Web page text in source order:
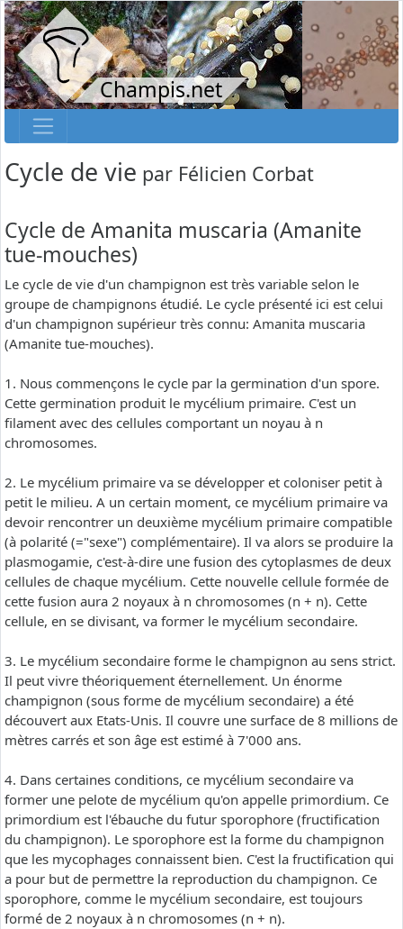
Champis.net
Cycle de vie par Félicien Corbat
Cycle de Amanita muscaria (Amanite
tue-mouches)
Le cycle de vie d'un champignon est très variable selon le
groupe de champignons étudié. Le cycle présenté ici est celui
d'un champignon supérieur très connu: Amanita muscaria
(Amanite tue-mouches).
1. Nous commençons le cycle par la germination d'un spore.
Cette germination produit le mycélium primaire. C'est un
filament avec des cellules comportant un noyau à n
chromosomes.
2. Le mycélium primaire va se développer et coloniser petit à
petit le milieu. A un certain moment, ce mycélium primaire va
devoir rencontrer un deuxième mycélium primaire compatible
(à polarité (="sexe") complémentaire). Il va alors se produire la
plasmogamie, c'est-à-dire une fusion des cytoplasmes de deux
cellules de chaque mycélium. Cette nouvelle cellule formée de
cette fusion aura 2 noyaux à n chromosomes (n + n). Cette
cellule, en se divisant, va former le mycélium secondaire.
3. Le mycélium secondaire forme le champignon au sens strict.
Il peut vivre théoriquement éternellement. Un énorme
champignon (sous forme de mycélium secondaire) a été
découvert aux Etats-Unis. Il couvre une surface de 8 millions de
mètres carrés et son âge est estimé à 7'000 ans.
4. Dans certaines conditions, ce mycélium secondaire va
former une pelote de mycélium qu'on appelle primordium. Ce
primordium est l'ébauche du futur sporophore (fructification
du champignon). Le sporophore est la forme du champignon
que les mycophages connaissent bien. C'est la fructification qui
a pour but de permettre la reproduction du champignon. Ce
sporophore, comme le mycélium secondaire, est toujours
formé de 2 noyaux à n chromosomes (n + n).